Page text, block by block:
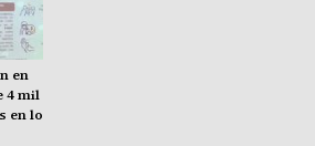
en
4 mil
en lo